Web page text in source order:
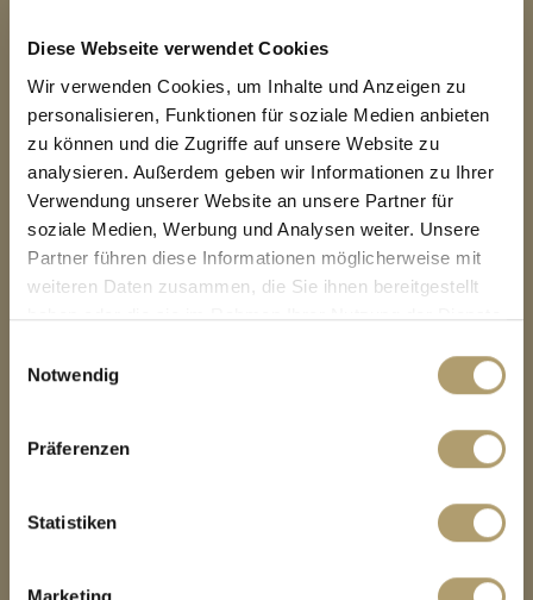
Diese Webseite verwendet Cookies
Wir verwenden Cookies, um Inhalte und Anzeigen zu
personalisieren, Funktionen für soziale Medien anbieten
zu können und die Zugriffe auf unsere Website zu
analysieren. Außerdem geben wir Informationen zu Ihrer
Verwendung unserer Website an unsere Partner für
soziale Medien, Werbung und Analysen weiter. Unsere
Partner führen diese Informationen möglicherweise mit
weiteren Daten zusammen, die Sie ihnen bereitgestellt
haben oder die sie im Rahmen Ihrer Nutzung der Dienste
Notwendig
Präferenzen
Statistiken
KONTAKT
Tölzer Str. 1
82031 Grünwald
Tel.:089 / 909 320 10